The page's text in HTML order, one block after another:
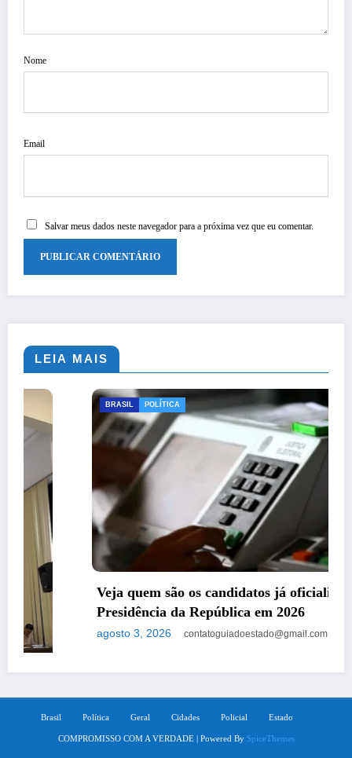
Nome
Email
Salvar meus dados neste navegador para a próxima vez que eu comentar.
LEIA MAIS
POLÍTICA
Veja quem são os candidatos já oficializados à
Presidência da República em 2026
agosto 3, 2026 contatoguiadoestado@gmail.com
Brasil Política Geral Cidades Policial Estado
COMPROMISSO COM A VERDADE | Powered By SpiceThemes